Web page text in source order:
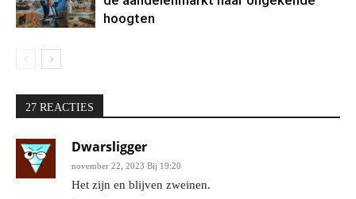
hoogten
27 REACTIES
Dwarsligger
november 22, 2023 Bij 19:20
Het zijn en blijven zweinen.